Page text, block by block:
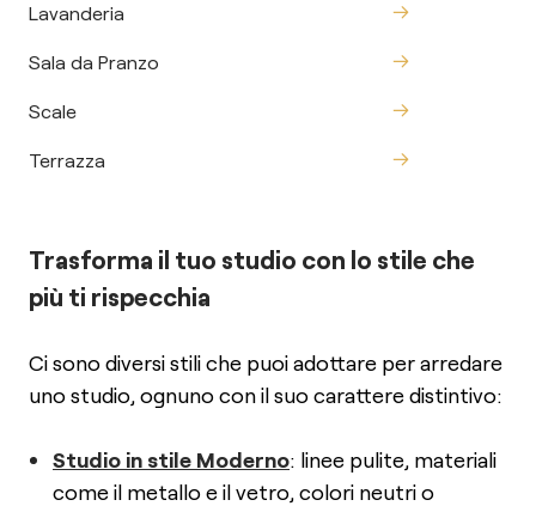
Lavanderia
Sala da Pranzo
Scale
Terrazza
Trasforma il tuo studio con lo stile che
più ti rispecchia
Ci sono diversi stili che puoi adottare per arredare
uno studio, ognuno con il suo carattere distintivo:
Studio in stile Moderno: linee pulite, materiali
come il metallo e il vetro, colori neutri o